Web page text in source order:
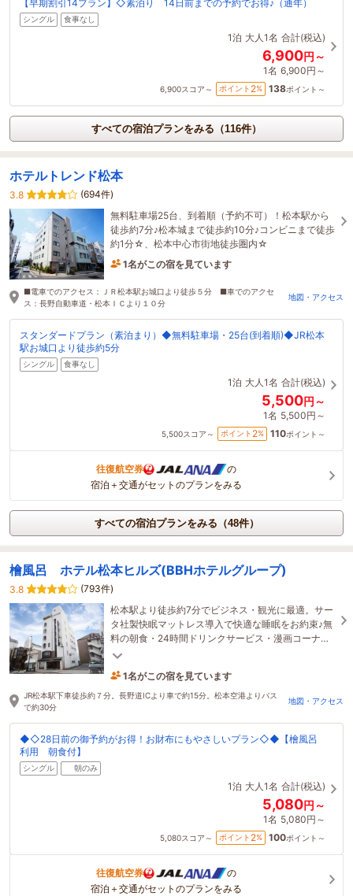
【早期割引14プラン】◇素泊り 14日前までの予約でお得♪（通年）
シングル 食事なし
1泊 大人1名 合計(税込)
6,900円～
1名 6,900円～
6,900スコア～ ポイント 2% 138ポイント～
すべての宿泊プランをみる（116件）
ホテルトレンド松本
3.8
(694件)
無料駐車場25台、到着順（予約不可）！松本駅から
徒歩約7分♪松本城まで徒歩約10分♪コンビニまで徒歩
約1分☆、松本中心市街地徒歩圏内☆
1名がこの宿を見ています
■電車でのアクセス：ＪＲ松本駅お城口より徒歩５分 ■車でのアクセ
ス：長野自動車道・松本ＩＣより１０分
地図・アクセス
スタンダードプラン（素泊まり）◆無料駐車場・25台(到着順)◆JR松本
駅お城口より徒歩約5分
シングル 食事なし
1泊 大人1名 合計(税込)
5,500円～
1名 5,500円～
5,500スコア～ ポイント 2% 110ポイント～
往復航空券
の
宿泊＋交通がセットのプランをみる
すべての宿泊プランをみる（48件）
檜風呂 ホテル松本ヒルズ(BBHホテルグループ)
3.8
(793件)
松本駅より徒歩約7分でビジネス・観光に最適。サー
タ社製快眠マットレス導入で快適な睡眠をお約束♪無
料の朝食・24時間ドリンクサービス・漫画コーナ
ー・貸出品など無料サービス充実！檜の浴場でのん
1名がこの宿を見ています
12時間前に予約されました
JR松本駅下車徒歩約７分。長野道ICより車で約15分。松本空港よりバス
で約30分
地図・アクセス
◆◇28日前の御予約がお得！お財布にもやさしいプラン◇◆【檜風呂
利用 朝食付】
シングル 朝のみ
1泊 大人1名 合計(税込)
5,080円～
1名 5,080円～
5,080スコア～ ポイント 2% 100ポイント～
往復航空券
の
宿泊＋交通がセットのプランをみる